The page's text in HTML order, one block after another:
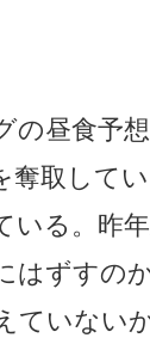
の昼食予
奪取してい
いる。昨
はずすの
ていない